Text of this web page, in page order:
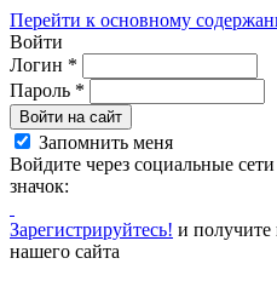
Перейти к основному
Войти
Логин *
Пароль *
Войти на сайт
Запомнить меня
Войдите через социальные
значок:
Зарегистрируйтесь! и получите
нашего сайта